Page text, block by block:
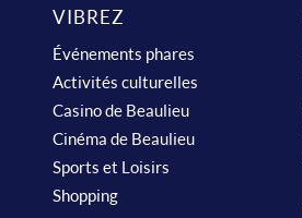
VIBREZ
Événements phares
Activités culturelles
Casino de Beaulieu
Cinéma de Beaulieu
Sports et Loisirs
Shopping